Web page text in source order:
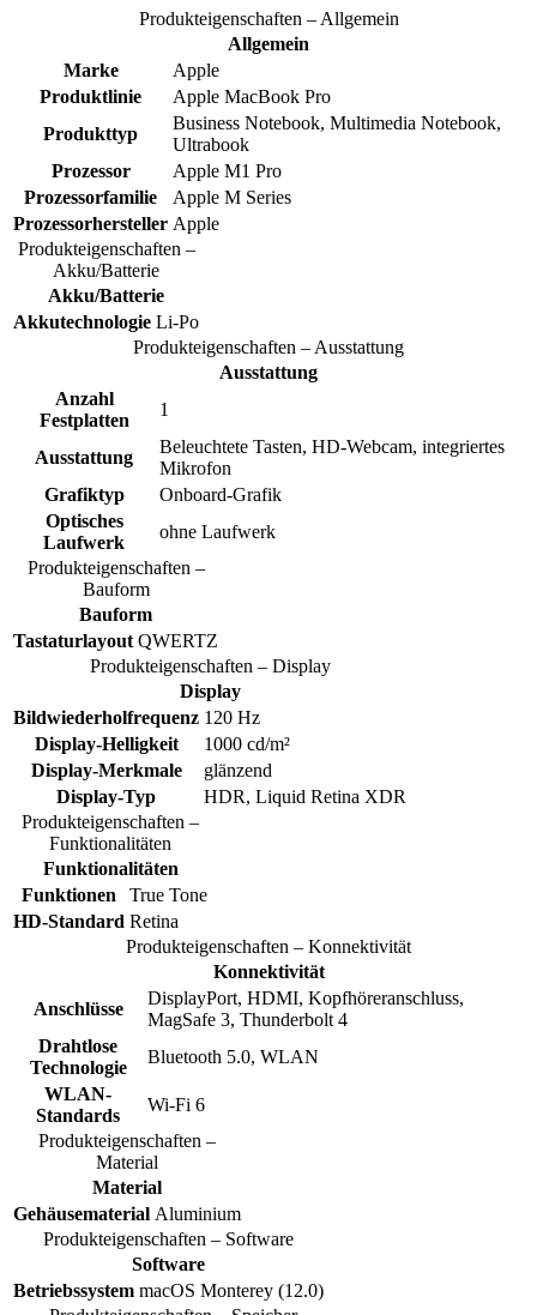
Produkteigenschaften – Allgemein
Allgemein
Marke
Apple
Produktlinie
Apple MacBook Pro
Produkttyp
Business Notebook, Multimedia Notebook,
Ultrabook
Prozessor
Apple M1 Pro
Prozessorfamilie
Apple M Series
Prozessorhersteller Apple
Produkteigenschaften –
Akku/Batterie
Akku/Batterie
Akkutechnologie Li-Po
Produkteigenschaften – Ausstattung
Ausstattung
Anzahl
Festplatten
1
Ausstattung
Beleuchtete Tasten, HD-Webcam, integriertes
Mikrofon
Grafiktyp
Onboard-Grafik
Optisches
Laufwerk
ohne Laufwerk
Produkteigenschaften –
Bauform
Bauform
Tastaturlayout QWERTZ
Produkteigenschaften – Display
Display
Bildwiederholfrequenz 120 Hz
Display-Helligkeit
1000 cd/m²
Display-Merkmale
glänzend
Display-Typ
HDR, Liquid Retina XDR
Produkteigenschaften –
Funktionalitäten
Funktionalitäten
Funktionen
True Tone
HD-Standard Retina
Produkteigenschaften – Konnektivität
Konnektivität
Anschlüsse
DisplayPort, HDMI, Kopfhöreranschluss,
MagSafe 3, Thunderbolt 4
Drahtlose
Technologie
Bluetooth 5.0, WLAN
WLAN-
Standards
Wi-Fi 6
Produkteigenschaften –
Material
Material
Gehäusematerial Aluminium
Produkteigenschaften – Software
Software
Betriebssystem macOS Monterey (12.0)